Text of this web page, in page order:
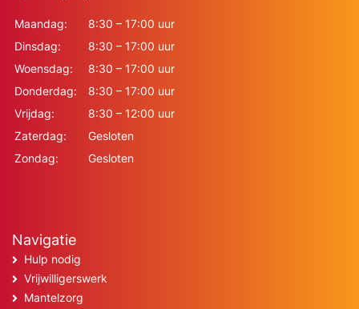
Maandag:
8:30 – 17:00 uur
Dinsdag:
8:30 – 17:00 uur
Woensdag:
8:30 – 17:00 uur
Donderdag:
8:30 – 17:00 uur
Vrijdag:
8:30 – 12:00 uur
Zaterdag:
Gesloten
Zondag:
Gesloten
Navigatie
Hulp nodig
Vrijwilligerswerk
Mantelzorg